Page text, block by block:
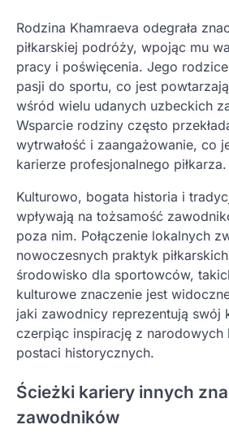
Rodzina Khamraeva odegrała
piłkarskiej podróży, wpojąc mu
pracy i poświęcenia. Jego
pasji do sportu, co jest
wśród wielu udanych uzbeckich
Wsparcie rodziny często
wytrwałość i zaangażowanie, co
karierze profesjonalnego piłkarza.
Kulturowo, bogata historia i
wpływają na tożsamość
poza nim. Połączenie lokalnych
nowoczesnych praktyk
środowisko dla sportowców,
kulturowe znaczenie jest
jaki zawodnicy reprezentują swój
czerpiąc inspirację z narodowych
postaci historycznych.
Ścieżki kariery innych
zawodników